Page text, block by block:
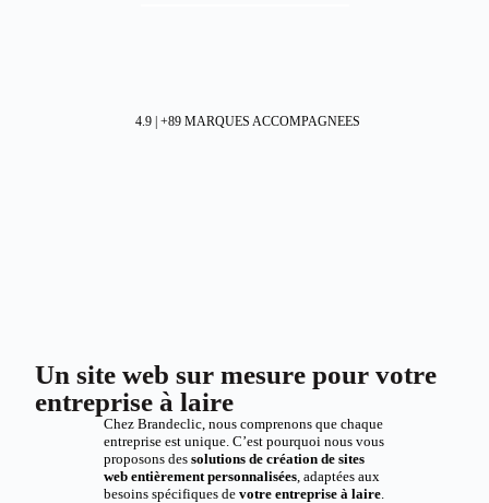
4.9 | +89 MARQUES ACCOMPAGNEES
Un site web sur mesure pour votre
entreprise à laire
Chez Brandeclic, nous comprenons que chaque
entreprise est unique. C’est pourquoi nous vous
proposons des solutions de création de sites
web entièrement personnalisées, adaptées aux
besoins spécifiques de votre entreprise à laire.